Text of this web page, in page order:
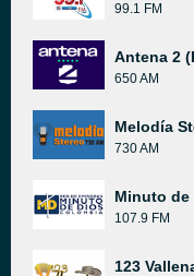
99.1 FM
Antena 2
650 AM
Melodía
730 AM
Minuto de
107.9 FM
123